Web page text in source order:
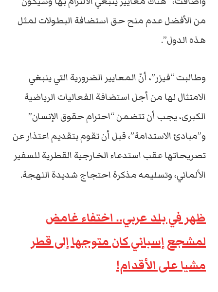
من الأفضل عدم منح حق استضافة البطولات لمثل
هذه الدول”.
وطالبت “فيزر”، أنّ المعايير الضرورية التي ينبغي
الامتثال لها من أجل استضافة الفعاليات الرياضية
الكبرى، يجب أن تتضمن “احترام حقوق الإنسان”
و”مبادئ الاستدامة”، قبل أن تقوم بتقديم اعتذار عن
تصريحاتها عقب استدعاء الخارجية القطرية للسفير
الألماني، وتسليمه مذكرة احتجاج شديدة اللهجة.
ظهر في بلد عربي.. اختفاء غامض
لمشجع إسباني كان متوجها إلى قطر
مشيا على الأقدام!